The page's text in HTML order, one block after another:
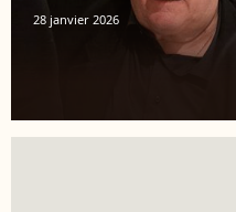
28 janvier 2026